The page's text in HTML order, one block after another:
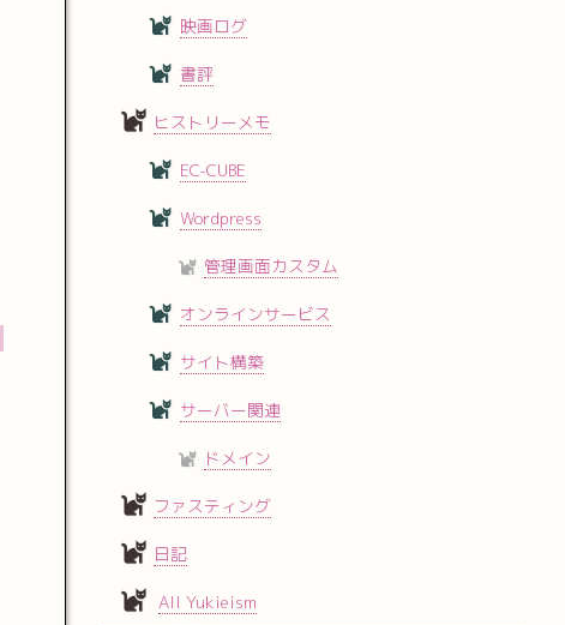
映画ログ
書評
ヒストリーメモ
EC-CUBE
Wordpress
管理画面カスタム
オンラインサービス
サイト構築
サーバー関連
ドメイン
ファスティング
日記
All Yukieism